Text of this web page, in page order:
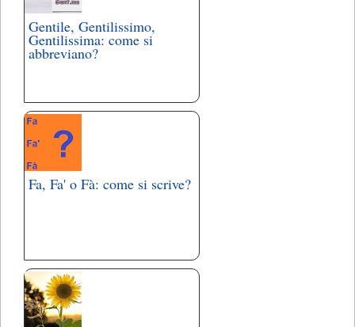
Gentile, Gentilissimo,
Gentilissima: come si
abbreviano?
Fa, Fa' o Fà: come si scrive?